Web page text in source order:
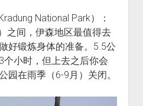
National Park）：
之间，伊森地区最值得去
好锻炼身体的准备。5.5公
小时，但上去之后你会
园在雨季（6-9月）关闭。